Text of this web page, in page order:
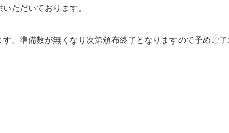
ただいております。
。準備数が無くなり次第頒布終了となりますので予めご了